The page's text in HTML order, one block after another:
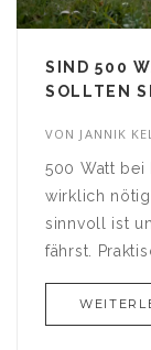
SIND 500
SOLLTEN
VON JANNIK
500 Watt bei
wirklich
sinnvoll ist
fährst.